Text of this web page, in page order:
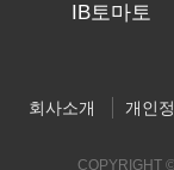
IB토마토
회사소개 개인
COPYRIGHT